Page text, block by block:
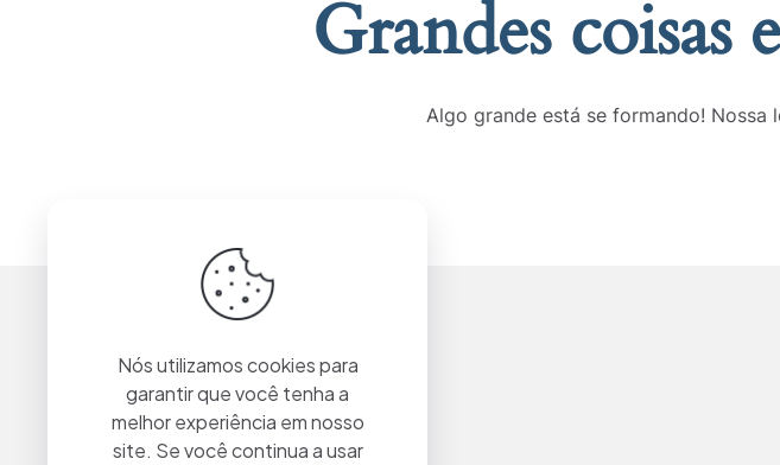
Grandes coisas
Algo grande está se formando! Nossa
Nós utilizamos cookies para
garantir que você tenha a
melhor experiência em nosso
site. Se você continua a usar